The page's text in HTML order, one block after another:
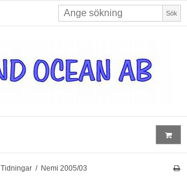
Sök
Tidningar / Nemi 2005/03